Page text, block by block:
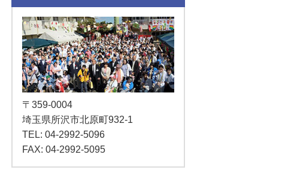
〒359-0004
埼玉県所沢市北原町932-1
TEL: 04-2992-5096
FAX: 04-2992-5095